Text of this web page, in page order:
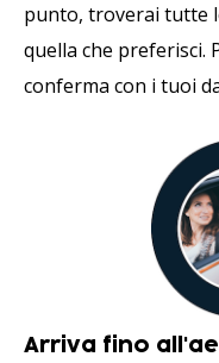
punto, troverai tutte
quella che preferisci.
conferma con i tuoi
Arriva fino